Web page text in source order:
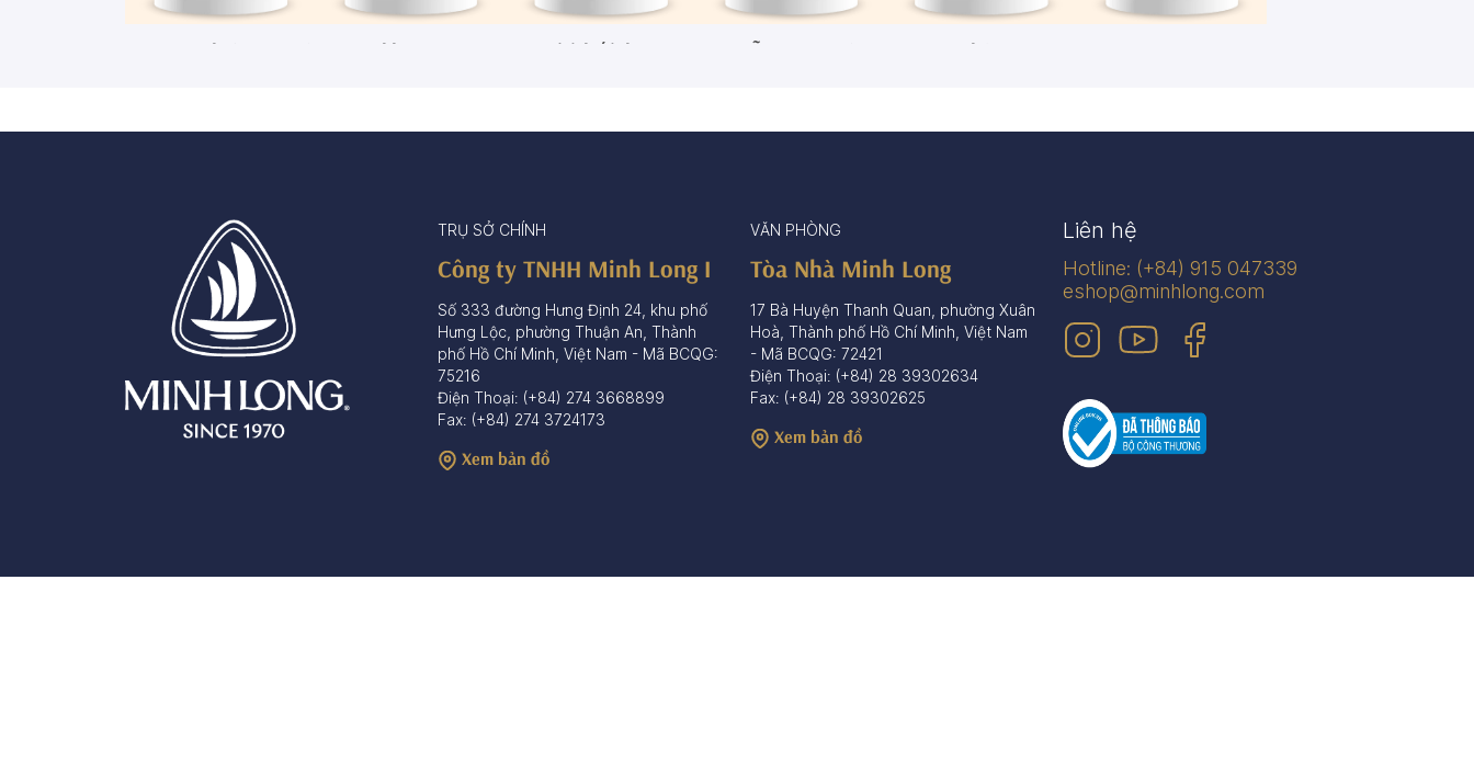
Ca - Ly - Chai - Hộp sứ Bộ khay rượu Tô/Thố/Khay Muỗng - Đũa sứ Chén
TRỤ SỞ CHÍNH
Công ty TNHH Minh Long I
Số 333 đường Hưng Định 24, khu phố
Hưng Lộc, phường Thuận An, Thành
phố Hồ Chí Minh, Việt Nam - Mã BCQG:
75216
Điện Thoại: (+84) 274 3668899
Fax: (+84) 274 3724173
Xem bản đồ
VĂN PHÒNG
Tòa Nhà Minh Long
17 Bà Huyện Thanh Quan, phường Xuân
Hoà, Thành phố Hồ Chí Minh, Việt Nam
- Mã BCQG: 72421
Điện Thoại: (+84) 28 39302634
Fax: (+84) 28 39302625
Xem bản đồ
Liên hệ
Hotline: (+84) 915 047339
eshop@minhlong.com